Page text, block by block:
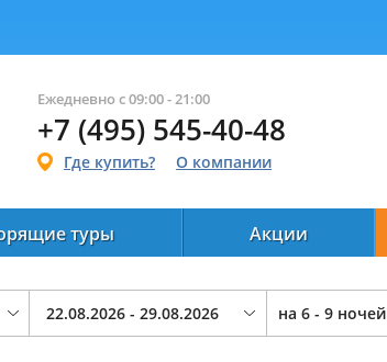
Ежедневно с 09:00 - 21:00
+7 (495) 545-40-48
Где купить? О компании
туры Акции
на 6 - 9 ночей